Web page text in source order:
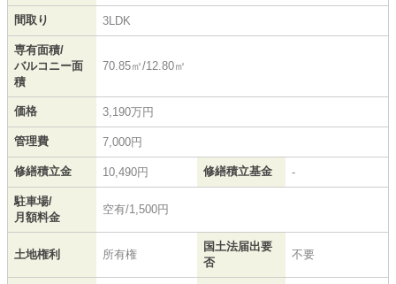
間取り 3LDK
専有面積/
バルコニー面
積
70.85㎡/12.80㎡
価格 3,190万円
管理費 7,000円
修繕積立金 10,490円 修繕積立基金 -
駐車場/
月額料金
空有/1,500円
土地権利 所有権
国土法届出要
否
不要